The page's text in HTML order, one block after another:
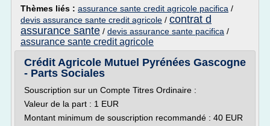
Thèmes liés : assurance sante credit agricole pacifica /
devis assurance sante credit agricole / contrat d
assurance sante / devis assurance sante pacifica /
assurance sante credit agricole
Crédit Agricole Mutuel Pyrénées Gascogne
- Parts Sociales
Souscription sur un Compte Titres Ordinaire :
Valeur de la part : 1 EUR
Montant minimum de souscription recommandé : 40 EUR